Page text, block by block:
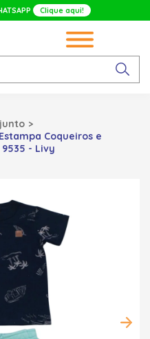
Clique aqui!
Coqueiros e
- Livy